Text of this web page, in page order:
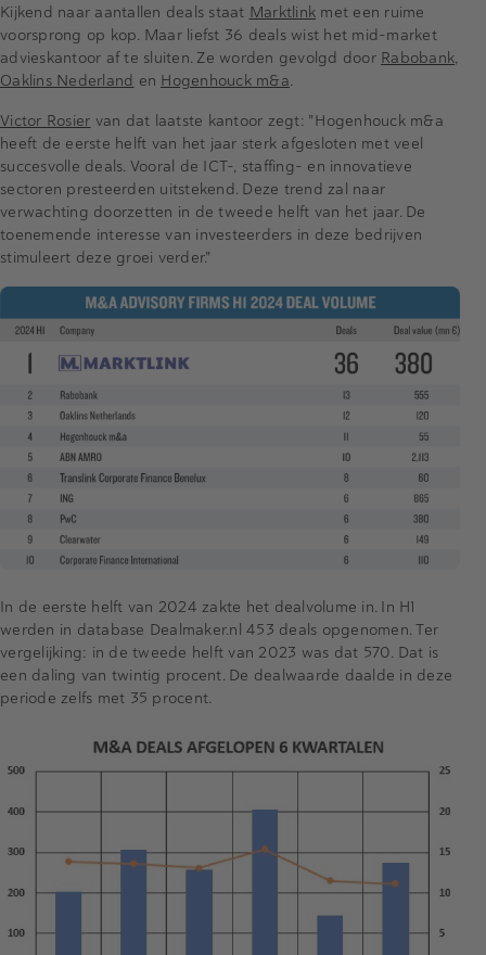
Kijkend naar aantallen deals staat Marktlink met een ruime
voorsprong op kop. Maar liefst 36 deals wist het mid-market
advieskantoor af te sluiten. Ze worden gevolgd door Rabobank
Oaklins Nederland en Hogenhouck m&a
Victor Rosier van dat laatste kantoor zegt: "Hogenhouck m&a
heeft de eerste helft van het jaar sterk afgesloten met veel
succesvolle deals. Vooral de ICT-, staffing- en innovatieve
sectoren presteerden uitstekend. Deze trend zal naar
verwachting doorzetten in de tweede helft van het jaar. De
toenemende interesse van investeerders in deze bedrijven
stimuleert deze groei verder."
In de eerste helft van 2024 zakte het dealvolume in. In H1
werden in database Dealmaker.nl 453 deals opgenomen. Ter
vergelijking: in de tweede helft van 2023 was dat 570. Dat is
een daling van twintig procent. De dealwaarde daalde in deze
periode zelfs met 35 procent.